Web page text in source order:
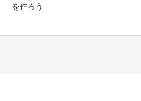
を作ろう！